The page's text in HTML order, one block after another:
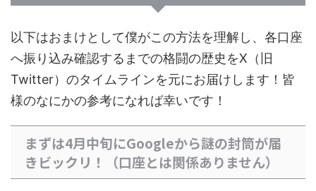
以下はおまけとして僕がこの方法を理解し、各口座
へ振り込み確認するまでの格闘の歴史をX（旧
Twitter）のタイムラインを元にお届けします！皆
様のなにかの参考になれば幸いです！
まずは4月中旬にGoogleから謎の封筒が届
きビックリ！（口座とは関係ありません）